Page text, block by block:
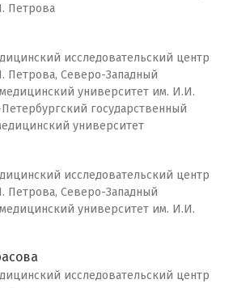
Петрова
исследовательский центр
Петрова, Северо-Западный
университет им. И.И.
государственный
университет
исследовательский центр
Петрова, Северо-Западный
университет им. И.И.
исследовательский центр